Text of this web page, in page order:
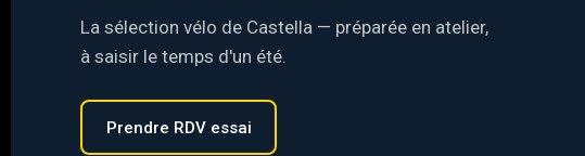
La sélection vélo de Castella — préparée en atelier,
à saisir le temps d'un été.
Prendre RDV essai